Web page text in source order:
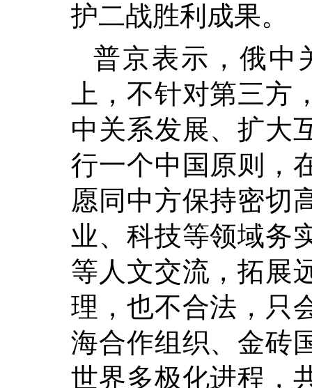
护二战胜利成果。
普京表示，俄中
上，不针对第三
中关系发展、扩大
行一个中国原则，
愿同中方保持密切
业、科技等领域务
等人文交流，拓展
理，也不合法，只
海合作组织、金砖
世界多极化进程，